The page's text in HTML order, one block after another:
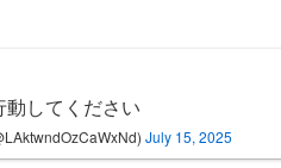
してください
July 15, 2025